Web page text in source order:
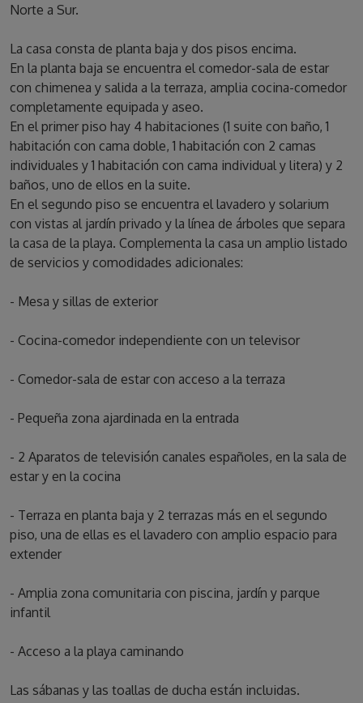
Norte a Sur.
La casa consta de planta baja y dos pisos encima.
En la planta baja se encuentra el comedor-sala de estar
con chimenea y salida a la terraza, amplia cocina-comedor
completamente equipada y aseo.
En el primer piso hay 4 habitaciones (1 suite con baño, 1
habitación con cama doble, 1 habitación con 2 camas
individuales y 1 habitación con cama individual y litera) y 2
baños, uno de ellos en la suite.
En el segundo piso se encuentra el lavadero y solarium
con vistas al jardín privado y la línea de árboles que separa
la casa de la playa. Complementa la casa un amplio listado
de servicios y comodidades adicionales:
- Mesa y sillas de exterior
- Cocina-comedor independiente con un televisor
- Comedor-sala de estar con acceso a la terraza
- Pequeña zona ajardinada en la entrada
- 2 Aparatos de televisión canales españoles, en la sala de
estar y en la cocina
- Terraza en planta baja y 2 terrazas más en el segundo
piso, una de ellas es el lavadero con amplio espacio para
extender
- Amplia zona comunitaria con piscina, jardín y parque
infantil
- Acceso a la playa caminando
Las sábanas y las toallas de ducha están incluidas.